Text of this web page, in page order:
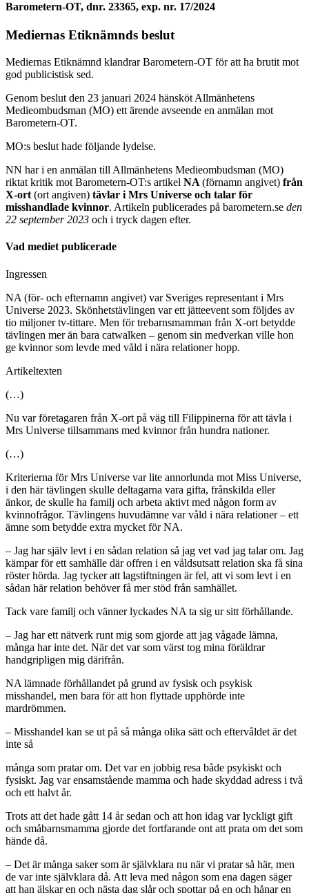
Barometern-OT, dnr. 23365, exp. nr. 17/2024
Mediernas Etiknämnds beslut
Mediernas Etiknämnd klandrar Barometern-OT för att ha brutit mot
god publi­cistisk sed.
Genom beslut den 23 januari 2024 hänsköt Allmänhetens
Medieombudsman (MO) ett ärende avseende en anmälan mot
Barometern-OT.
MO:s beslut hade följande lydelse.
NN har i en anmälan till Allmänhetens Medieombudsman (MO)
riktat kritik mot Barometern-OT:s artikel NA (förnamn angivet) från
X-ort (ort angiven) tävlar i Mrs Universe och talar för
misshandlade kvinnor. Artikeln publicerades på barometern.se den
22 september 2023 och i tryck dagen efter.
Vad mediet publicerade
Ingressen
NA (för- och efternamn angivet) var Sveriges representant i Mrs
Universe 2023. Skönhetstävlingen var ett jätteevent som följdes av
tio miljoner tv-tittare. Men för trebarnsmamman från X-ort betydde
tävlingen mer än bara catwalken – genom sin medverkan ville hon
ge kvinnor som levde med våld i nära relationer hopp.
Artikeltexten
(…)
Nu var företagaren från X-ort på väg till Filippinerna för att tävla i
Mrs Universe tillsammans med kvinnor från hundra nationer.
(…)
Kriterierna för Mrs Universe var lite annorlunda mot Miss Universe,
i den här tävlingen skulle deltagarna vara gifta, frånskilda eller
änkor, de skulle ha familj och arbeta aktivt med någon form av
kvinnofrågor. Tävlingens huvudämne var våld i nära relationer – ett
ämne som betydde extra mycket för NA.
– Jag har själv levt i en sådan relation så jag vet vad jag talar om. Jag
kämpar för ett samhälle där offren i en våldsutsatt relation ska få sina
röster hörda. Jag tycker att lagstiftningen är fel, att vi som levt i en
sådan här relation behöver få mer stöd från samhället.
Tack vare familj och vänner lyckades NA ta sig ur sitt förhållande.
– Jag har ett nätverk runt mig som gjorde att jag vågade lämna,
många har inte det. När det var som värst tog mina föräldrar
handgripligen mig därifrån.
NA lämnade förhållandet på grund av fysisk och psykisk
misshandel, men bara för att hon flyttade upphörde inte
mardrömmen.
– Misshandel kan se ut på så många olika sätt och eftervåldet är det
inte så
många som pratar om. Det var en jobbig resa både psykiskt och
fysiskt. Jag var ensamstående mamma och hade skyddad adress i två
och ett halvt år.
Trots att det hade gått 14 år sedan och att hon idag var lyckligt gift
och småbarnsmamma gjorde det fortfarande ont att prata om det som
hände då.
– Det är många saker som är självklara nu när vi pratar så här, men
de var inte självklara då. Att leva med någon som ena dagen säger
att han älskar en och nästa dag slår och spottar på en och hånar en